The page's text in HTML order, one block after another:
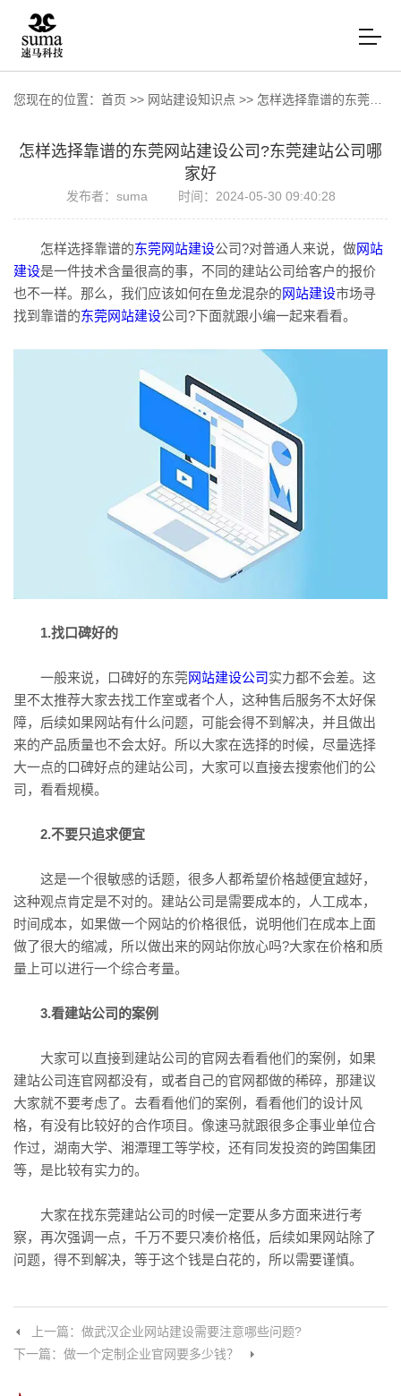
您现在的位置： 首页 >> 网站建设知识点 >> 怎样选择靠谱的东莞网站建设公司?东莞建站公司哪家好
怎样选择靠谱的东莞网站建设公司?东莞建站公司哪
家好
发布者：suma 时间：2024-05-30 09:40:28
怎样选择靠谱的东莞网站建设公司?对普通人来说，做网站
建设是一件技术含量很高的事，不同的建站公司给客户的报价
也不一样。那么，我们应该如何在鱼龙混杂的网站建设市场寻
找到靠谱的东莞网站建设公司?下面就跟小编一起来看看。
1.找口碑好的
一般来说，口碑好的东莞网站建设公司实力都不会差。这
里不太推荐大家去找工作室或者个人，这种售后服务不太好保
障，后续如果网站有什么问题，可能会得不到解决，并且做出
来的产品质量也不会太好。所以大家在选择的时候，尽量选择
大一点的口碑好点的建站公司，大家可以直接去搜索他们的公
司，看看规模。
2.不要只追求便宜
这是一个很敏感的话题，很多人都希望价格越便宜越好，
这种观点肯定是不对的。建站公司是需要成本的，人工成本，
时间成本，如果做一个网站的价格很低，说明他们在成本上面
做了很大的缩减，所以做出来的网站你放心吗?大家在价格和质
量上可以进行一个综合考量。
3.看建站公司的案例
大家可以直接到建站公司的官网去看看他们的案例，如果
建站公司连官网都没有，或者自己的官网都做的稀碎，那建议
大家就不要考虑了。去看看他们的案例，看看他们的设计风
格，有没有比较好的合作项目。像速马就跟很多企事业单位合
作过，湖南大学、湘潭理工等学校，还有同发投资的跨国集团
等，是比较有实力的。
大家在找东莞建站公司的时候一定要从多方面来进行考
察，再次强调一点，千万不要只凑价格低，后续如果网站除了
问题，得不到解决，等于这个钱是白花的，所以需要谨慎。
上一篇：做武汉企业网站建设需要注意哪些问题?
下一篇：做一个定制企业官网要多少钱？